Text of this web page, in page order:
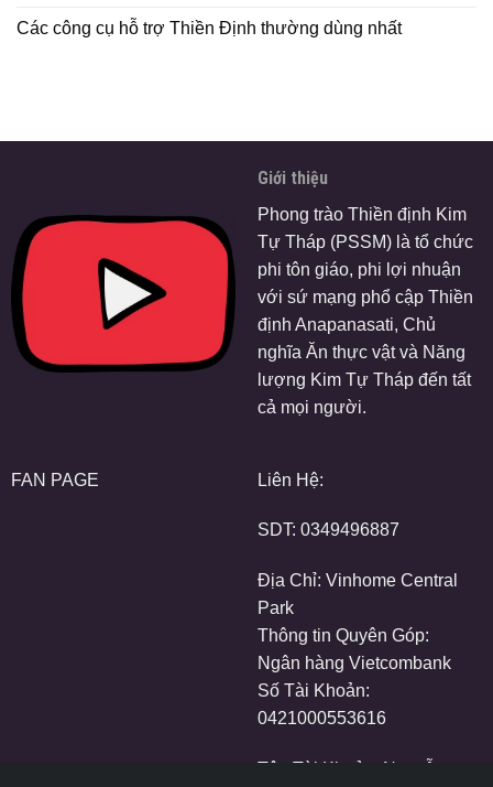
Các công cụ hỗ trợ Thiền Định thường dùng nhất
Giới thiệu
Phong trào Thiền định Kim
Tự Tháp (PSSM) là tổ chức
phi tôn giáo, phi lợi nhuận
với sứ mạng phổ cập Thiền
định Anapanasati, Chủ
nghĩa Ăn thực vật và Năng
lượng Kim Tự Tháp đến tất
cả mọi người.
FAN PAGE Liên Hệ:
SDT: 0349496887
Địa Chỉ: Vinhome Central
Park
Thông tin Quyên Góp:
Ngân hàng Vietcombank
Số Tài Khoản:
0421000553616
Tên Tài Khoản: Nguyễn